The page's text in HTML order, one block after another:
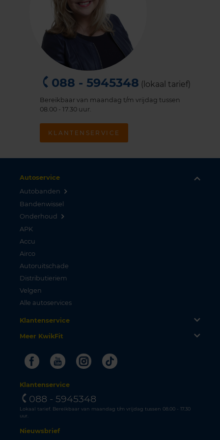
088 - 5945348 (lokaal tarief)
Bereikbaar van maandag t/m vrijdag tussen
08.00 - 17.30 uur.
KLANTENSERVICE
Autoservice
Autobanden
Bandenwissel
Onderhoud
APK
Accu
Airco
Autoruitschade
Distributieriem
Velgen
Alle autoservices
Klantenservice
Meer KwikFit
FacebookYoutubeInstagram
Tiktok
Klantenservice
088 - 5945348
Lokaal tarief. Bereikbaar van maandag t/m vrijdag tussen 08.00 - 17.30
uur.
Nieuwsbrief